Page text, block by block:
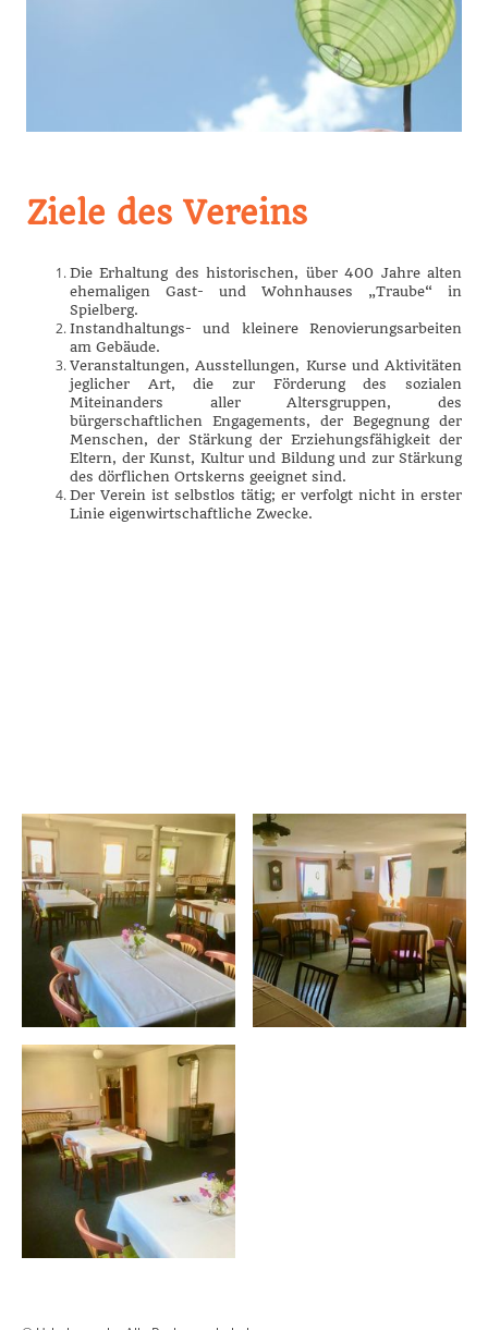
Ziele des Vereins
Die Erhaltung des historischen, über 400 Jahre alten
ehemaligen Gast- und Wohnhauses „Traube“ in
Spielberg.
Instandhaltungs- und kleinere Renovierungsarbeiten
am Gebäude.
Veranstaltungen, Ausstellungen, Kurse und Aktivitäten
jeglicher Art, die zur Förderung des sozialen
Miteinanders aller Altersgruppen, des
bürgerschaftlichen Engagements, der Begegnung der
Menschen, der Stärkung der Erziehungsfähigkeit der
Eltern, der Kunst, Kultur und Bildung und zur Stärkung
des dörflichen Ortskerns geeignet sind.
Der Verein ist selbstlos tätig; er verfolgt nicht in erster
Linie eigenwirtschaftliche Zwecke.